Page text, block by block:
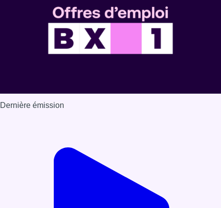
Dernière émission